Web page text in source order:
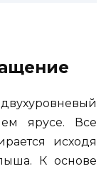
ярусе. Все
исходя
К основе